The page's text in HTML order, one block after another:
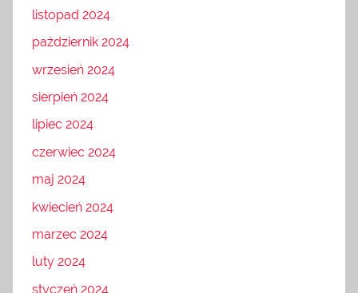
listopad 2024
październik 2024
wrzesień 2024
sierpień 2024
lipiec 2024
czerwiec 2024
maj 2024
kwiecień 2024
marzec 2024
luty 2024
styczeń 2024